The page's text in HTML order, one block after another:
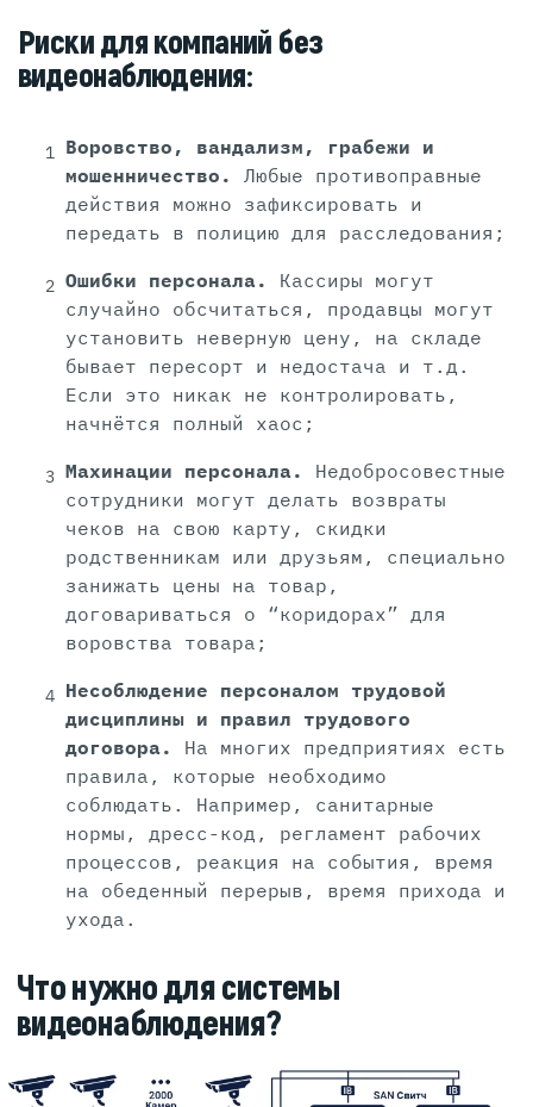
Риски для компаний без
видеонаблюдения:
Воровство, вандализм, грабежи и
мошенничество. Любые противоправные
действия можно зафиксировать и
передать в полицию для расследования;
Ошибки персонала. Кассиры могут
случайно обсчитаться, продавцы могут
установить неверную цену, на складе
бывает пересорт и недостача и т.д.
Если это никак не контролировать,
начнётся полный хаос;
Махинации персонала.
Недобросовестные
сотрудники могут делать возвраты
чеков на свою карту, скидки
родственникам или друзьям, специально
занижать цены на товар,
договариваться о “коридорах” для
воровства товара;
Несоблюдение персоналом трудовой
дисциплины и правил трудового
договора.
На многих предприятиях есть
правила, которые необходимо
соблюдать. Например, санитарные
нормы, дресс-код, регламент рабочих
процессов, реакция на события, время
на обеденный перерыв, время прихода и
ухода.
Что нужно для системы
видеонаблюдения?